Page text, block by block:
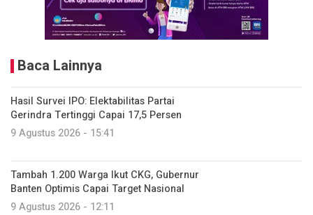
Baca Lainnya
Hasil Survei IPO: Elektabilitas Partai
Gerindra Tertinggi Capai 17,5 Persen
9 Agustus 2026 - 15:41
Tambah 1.200 Warga Ikut CKG, Gubernur
Banten Optimis Capai Target Nasional
9 Agustus 2026 - 12:11